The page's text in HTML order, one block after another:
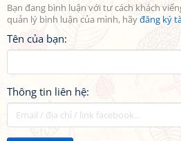
Bạn đang bình luận với tư cách khách
quản lý bình luận của mình, hãyđăng ký
Tên của bạn:
Thông tin liên hệ: